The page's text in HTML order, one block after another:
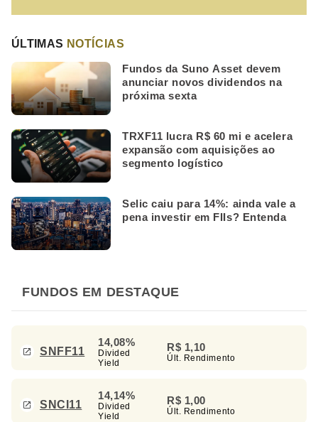
ÚLTIMAS NOTÍCIAS
Fundos da Suno Asset devem
anunciar novos dividendos na
próxima sexta
TRXF11 lucra R$ 60 mi e acelera
expansão com aquisições ao
segmento logístico
Selic caiu para 14%: ainda vale a
pena investir em FIIs? Entenda
FUNDOS EM DESTAQUE
SNFF11
14,08%
Divided
Yield
R$ 1,10
Últ. Rendimento
SNCI11
14,14%
Divided
Yield
R$ 1,00
Últ. Rendimento